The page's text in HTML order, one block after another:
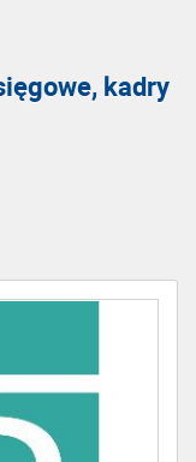
kadry